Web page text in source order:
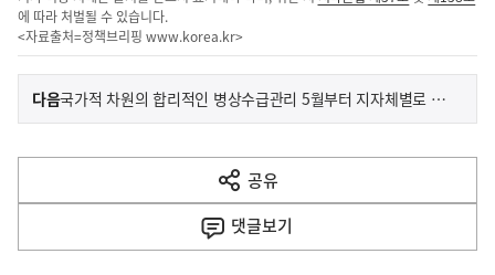
에 따라 처벌될 수 있습니다.
<자료출처=정책브리핑 www.korea.kr>
이
전
다
음
다음기
사
국가적 차원의 합리적인 병상수급관리 5월부터 지자체별로 본격 시행
공유
열
기
댓글보기